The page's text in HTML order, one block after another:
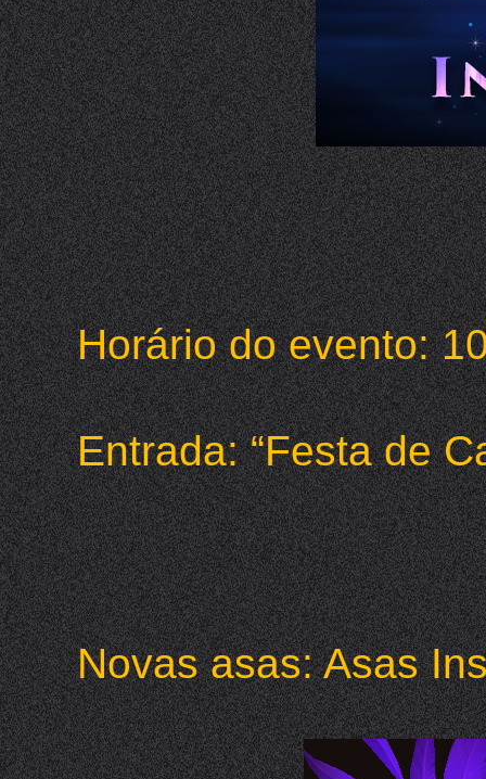
Horário do evento:
Entrada: “Festa de
Novas asas: Asas